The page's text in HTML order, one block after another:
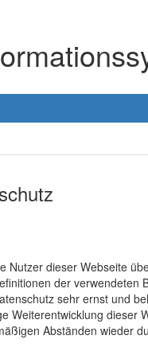
Nutzer dieser Webseite
der verwendeten
sehr ernst und
Weiterentwicklung
Abständen wieder